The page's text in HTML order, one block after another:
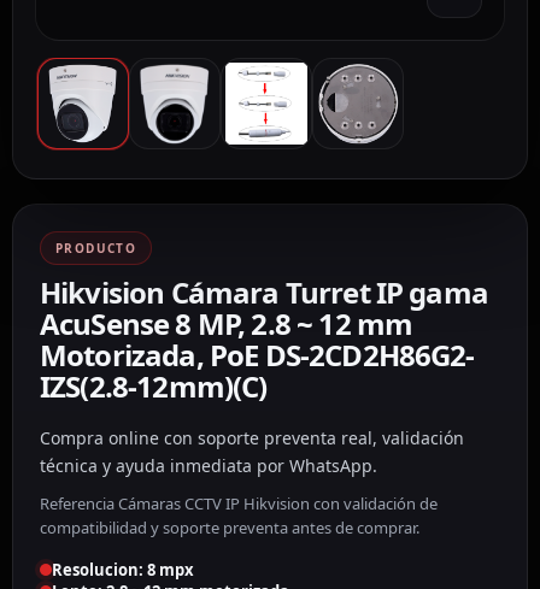
PRODUCTO
Hikvision Cámara Turret IP gama
AcuSense 8 MP, 2.8 ~ 12 mm
Motorizada, PoE DS-2CD2H86G2-
IZS(2.8-12mm)(C)
Compra online con soporte preventa real, validación
técnica y ayuda inmediata por WhatsApp.
Referencia Cámaras CCTV IP Hikvision con validación de
compatibilidad y soporte preventa antes de comprar.
Resolucion: 8 mpx